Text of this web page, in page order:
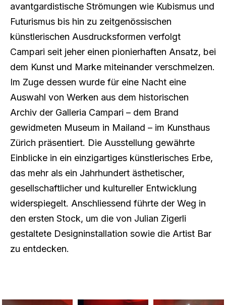
avantgardistische Strömungen wie Kubismus und
Futurismus bis hin zu zeitgenössischen
künstlerischen Ausdrucksformen verfolgt
Campari seit jeher einen pionierhaften Ansatz, bei
dem Kunst und Marke miteinander verschmelzen.
Im Zuge dessen wurde für eine Nacht eine
Auswahl von Werken aus dem historischen
Archiv der Galleria Campari – dem Brand
gewidmeten Museum in Mailand – im Kunsthaus
Zürich präsentiert. Die Ausstellung gewährte
Einblicke in ein einzigartiges künstlerisches Erbe,
das mehr als ein Jahrhundert ästhetischer,
gesellschaftlicher und kultureller Entwicklung
widerspiegelt. Anschliessend führte der Weg in
den ersten Stock, um die von Julian Zigerli
gestaltete Designinstallation sowie die Artist Bar
zu entdecken.